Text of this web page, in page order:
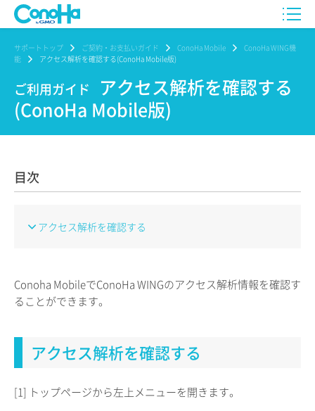
サポートトップ ご契約・お支払いガイド ConoHa Mobile
ConoHa WING機
能
アクセス解析を確認する(ConoHa Mobile版)
ご利用ガイド
アクセス解析を確認する
(ConoHa Mobile版)
目次
アクセス解析を確認する
Conoha MobileでConoHa WINGのアクセス解析情報を確認す
ることができます。
アクセス解析を確認する
[1] トップページから左上メニューを開きます。